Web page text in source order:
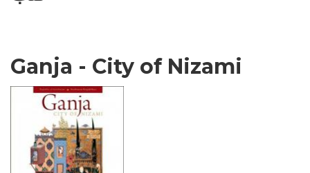
Ganja - City of Nizami